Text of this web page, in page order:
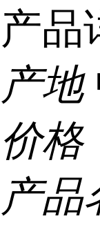
产品
产地
价格
产品